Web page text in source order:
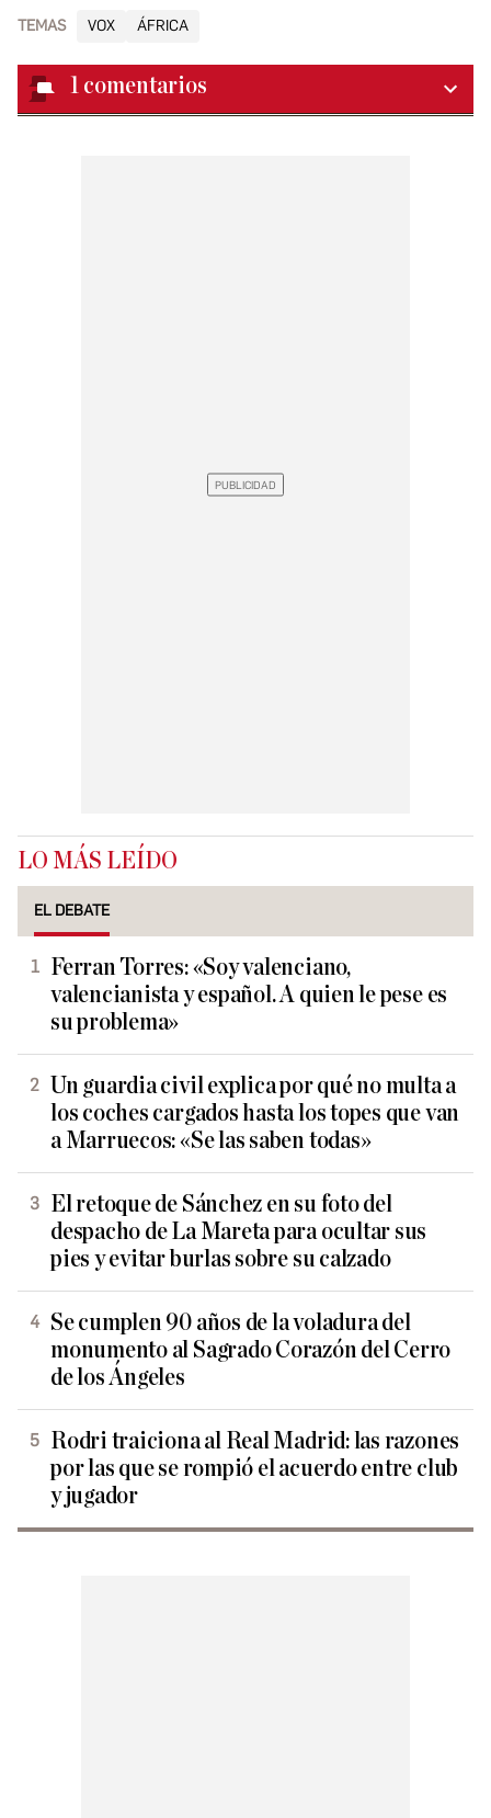
TEMAS VOX ÁFRICA
1 comentarios
LO MÁS LEÍDO
EL DEBATE
Ferran Torres: «Soy valenciano,
valencianista y español. A quien le pese es
su problema»
Un guardia civil explica por qué no multa a
los coches cargados hasta los topes que van
a Marruecos: «Se las saben todas»
El retoque de Sánchez en su foto del
despacho de La Mareta para ocultar sus
pies y evitar burlas sobre su calzado
Se cumplen 90 años de la voladura del
monumento al Sagrado Corazón del Cerro
de los Ángeles
Rodri traiciona al Real Madrid: las razones
por las que se rompió el acuerdo entre club
y jugador